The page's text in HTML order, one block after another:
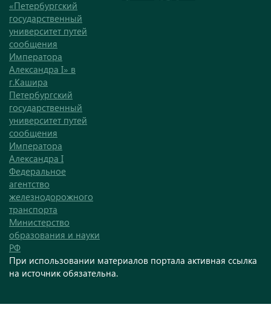
«Петербургский
государственный
университет путей
сообщения
Императора
Александра I» в
г.Кашира
Петербургский
государственный
университет путей
сообщения
Императора
Александра I
Федеральное
агентство
железнодорожного
транспорта
Министерство
образования и науки
РФ
При использовании материалов портала активная ссылка
на источник обязательна.